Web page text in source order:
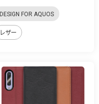
DESIGN FOR AQUOS
レザー